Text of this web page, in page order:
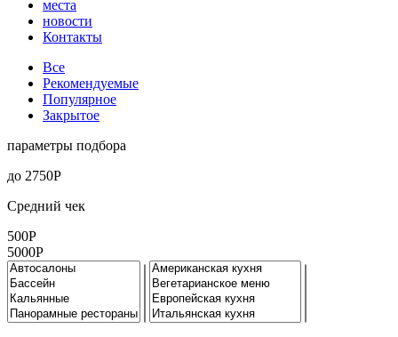
места
новости
Контакты
Все
Рекомендуемые
Популярное
Закрытое
параметры подбора
до 2750Р
Средний чек
500Р
5000Р